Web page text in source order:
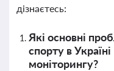
дізнаєтесь:
Які основні
спорту в
моніторингу?